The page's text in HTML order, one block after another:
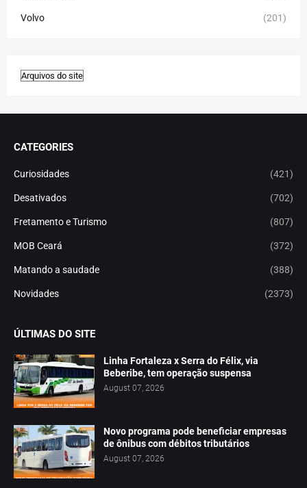
Volvo (201)
CATEGORIES
Curiosidades (421)
Desativados (702)
Fretamento e Turismo (807)
MOB Ceará (372)
Matando a saudade (388)
Novidades (2373)
ÚLTIMAS DO SITE
Linha Fortaleza x Serra do Félix, via
Beberibe, tem operação suspensa
August 07, 2026
Novo programa pode beneficiar empresas
de ônibus com débitos tributários
August 07, 2026